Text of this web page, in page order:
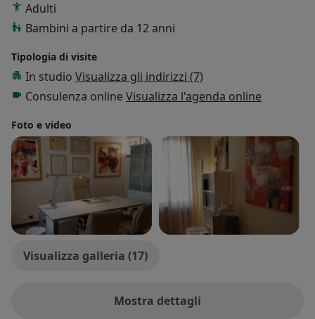
Adulti
Bambini a partire da 12 anni
Tipologia di visite
In studio Visualizza gli indirizzi (7)
Consulenza online Visualizza l'agenda online
Foto e video
Visualizza galleria (17)
Mostra dettagli
sull'esperienza